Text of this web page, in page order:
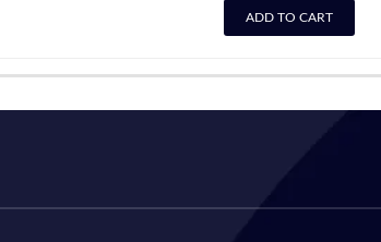
ADD TO CART